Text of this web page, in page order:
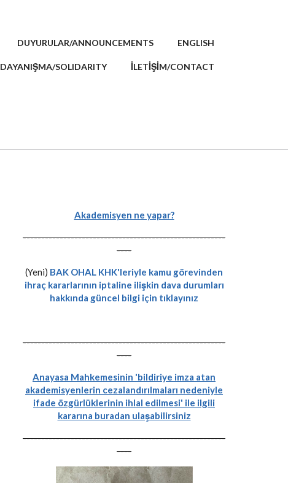
DUYURULAR/ANNOUNCEMENTS ENGLISH
DAYANIŞMA/SOLIDARITY İLETİŞİM/CONTACT
Akademisyen ne yapar?
-------------------------------------------------------
----
(Yeni) BAK OHAL KHK'leriyle kamu görevinden
ihraç kararlarının iptaline ilişkin dava durumları
hakkında güncel bilgi için tıklayınız
-------------------------------------------------------
----
Anayasa Mahkemesinin 'bildiriye imza atan
akademisyenlerin cezalandırılmaları nedeniyle
ifade özgürlüklerinin ihlal edilmesi' ile ilgili
kararına buradan ulaşabilirsiniz
-------------------------------------------------------
----